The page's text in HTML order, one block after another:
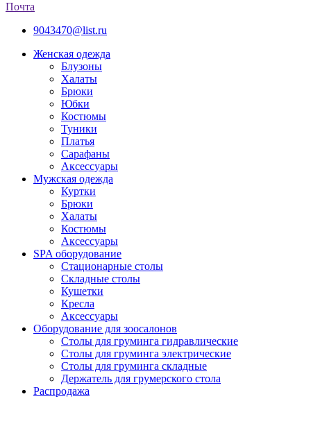
Почта
9043470@list.ru
Женская одежда
Блузоны
Халаты
Брюки
Юбки
Костюмы
Туники
Платья
Сарафаны
Аксессуары
Мужская одежда
Куртки
Брюки
Халаты
Костюмы
Аксессуары
SPA оборудование
Стационарные столы
Складные столы
Кушетки
Кресла
Аксессуары
Оборудование для зоосалонов
Столы для груминга гидравлические
Столы для груминга электрические
Столы для груминга складные
Держатель для грумерского стола
Распродажа